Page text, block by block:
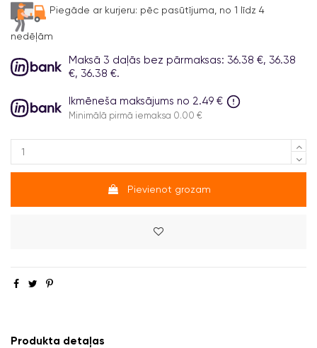
Piegāde ar kurjeru: pēc pasūtījuma, no 1 līdz 4
nedēļām
Maksā 3 daļās bez pārmaksas: 36.38 €, 36.38
€, 36.38 €.
Ikmēneša maksājums no 2.49 €
Minimālā pirmā iemaksa 0.00 €
Pievienot grozam
Produkta detaļas